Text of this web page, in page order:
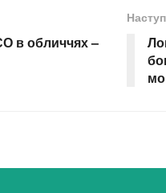
в обличчях –